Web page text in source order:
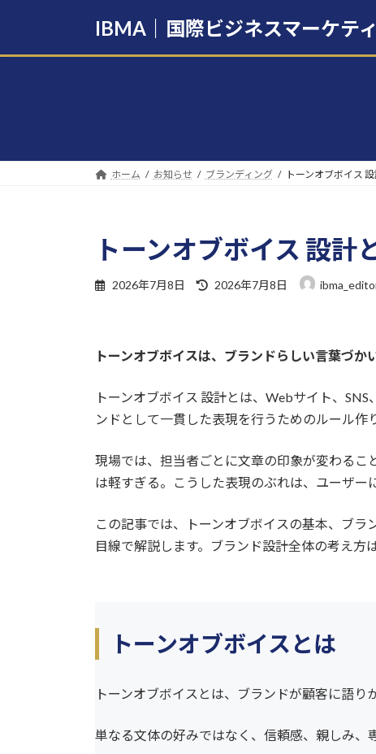
ッ
移
IBMA｜国際ビジネスマーケテ
ホーム お知らせ ブランディング トーンオブボイス
トーンオブボイス 設計
2026年7月8日
最
時
2026年7月8日
トーンオブボイスは、ブランドらしい言葉づか
トーンオブボイス 設計とは、Webサイト、
ンドとして一貫した表現を行うためのルール作
現場では、担当者ごとに文章の印象が変わるこ
は軽すぎる。こうした表現のぶれは、ユーザー
この記事では、トーンオブボイスの基本、ブ
目線で解説します。ブランド設計全体の考え方
トーンオブボイスとは
トーンオブボイスとは、ブランドが顧客に語り
単なる文体の好みではなく、信頼感、親しみ、